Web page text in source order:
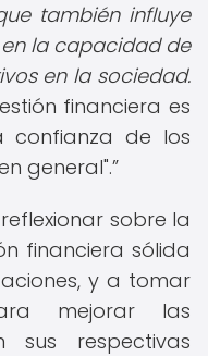
también influye
la capacidad de
en la sociedad.
financiera es
confianza de los
general".
sobre la
financiera sólida
y a tomar
mejorar las
sus respectivas